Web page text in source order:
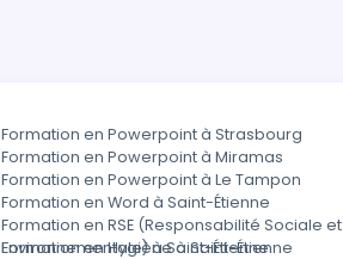
Formation en Powerpoint à Strasbourg
Formation en Powerpoint à Miramas
Formation en Powerpoint à Le Tampon
Formation en Word à Saint-Étienne
Formation en RSE (Responsabilité Sociale et
Environnementale) à Saint-Étienne
Formation en Hygiène à Saint-Étienne